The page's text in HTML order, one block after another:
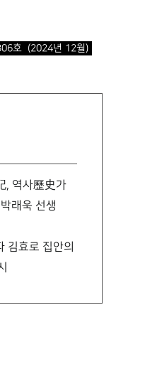
호 (2024년 12월)
, 역사歷史가
래욱 선생
김효로 집안의